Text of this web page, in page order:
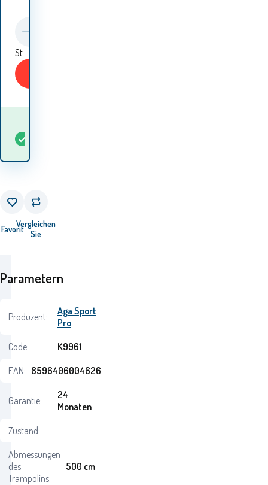
St
FavoritVergleichen
Sie
Parametern
Produzent:
Aga Sport
Pro
Code:
K9961
EAN: 8596406004626
Garantie:
24
Monaten
Zustand:
Abmessungen
des
Trampolins:
500 cm